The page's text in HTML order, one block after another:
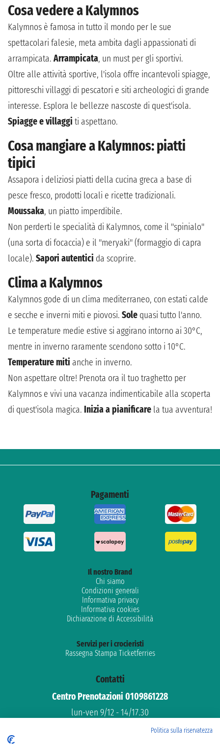
Cosa vedere a Kalymnos
Kalymnos è famosa in tutto il mondo per le sue
spettacolari falesie, meta ambita dagli appassionati di
arrampicata. Arrampicata, un must per gli sportivi.
Oltre alle attività sportive, l'isola offre incantevoli spiagge,
pittoreschi villaggi di pescatori e siti archeologici di grande
interesse. Esplora le bellezze nascoste di quest'isola.
Spiagge e villaggi ti aspettano.
Cosa mangiare a Kalymnos: piatti
tipici
Assapora i deliziosi piatti della cucina greca a base di
pesce fresco, prodotti locali e ricette tradizionali.
Moussaka, un piatto imperdibile.
Non perderti le specialità di Kalymnos, come il "spinialo"
(una sorta di focaccia) e il "meryaki" (formaggio di capra
locale). Sapori autentici da scoprire.
Clima a Kalymnos
Kalymnos gode di un clima mediterraneo, con estati calde
e secche e inverni miti e piovosi. Sole quasi tutto l'anno.
Le temperature medie estive si aggirano intorno ai 30°C,
mentre in inverno raramente scendono sotto i 10°C.
Temperature miti anche in inverno.
Non aspettare oltre! Prenota ora il tuo traghetto per
Kalymnos e vivi una vacanza indimenticabile alla scoperta
di quest'isola magica. Inizia a pianificare la tua avventura!
Pagamenti
Il nostro Brand
Chi siamo
Condizioni generali
Informativa privacy
Informativa cookies
Dichiarazione di Accessibilità
Servizi per i crocieristi
Rassegna Stampa Ticketferries
Contatti
Centro Prenotazioni 0109861228
lun-ven 9/12 - 14/17.30
Politica sulla riservatezza